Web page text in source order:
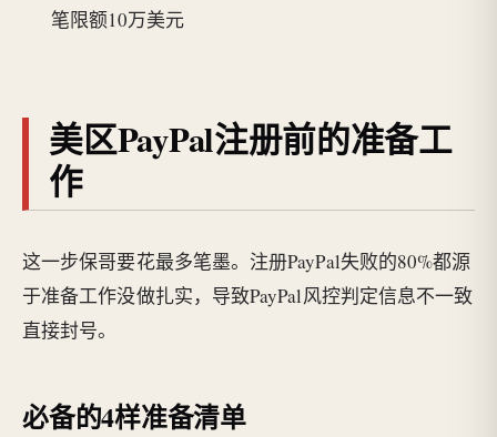
笔限额10万美元
美区PayPal注册前的准备工
作
这一步保哥要花最多笔墨。注册PayPal失败的80%都源
于准备工作没做扎实，导致PayPal风控判定信息不一致
直接封号。
必备的4样准备清单